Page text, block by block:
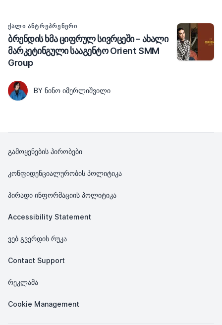
ᲥᲐᲚᲘ ᲐᲜᲢᲠᲔᲞᲠᲔᲜᲔᲠᲘ
ბრენდის ხმა ციფრულ სივრცეში – ახალი
მარკეტინგული სააგენტო Orient SMM
Group
BY ᲜᲘᲜᲝ ᲘᲛᲔᲠᲚᲘᲨᲕᲘᲚᲘ
გამოყენების პირობები
კონფიდენციალურობის პოლიტიკა
პირადი ინფორმაციის პოლიტიკა
Accessibility Statement
ვებ გვერდის რუკა
Contact Support
რეკლამა
Cookie Management